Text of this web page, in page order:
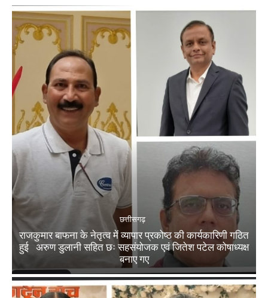
छत्तीसगढ़
राजकुमार बाफना के नेतृत्व में व्यापार प्रकोष्ठ की कार्यकारिणी गठित
हुई अरुण डुलानी सहित छः सहसंयोजक एवं जितेश पटेल कोषाध्यक्ष
बनाए गए